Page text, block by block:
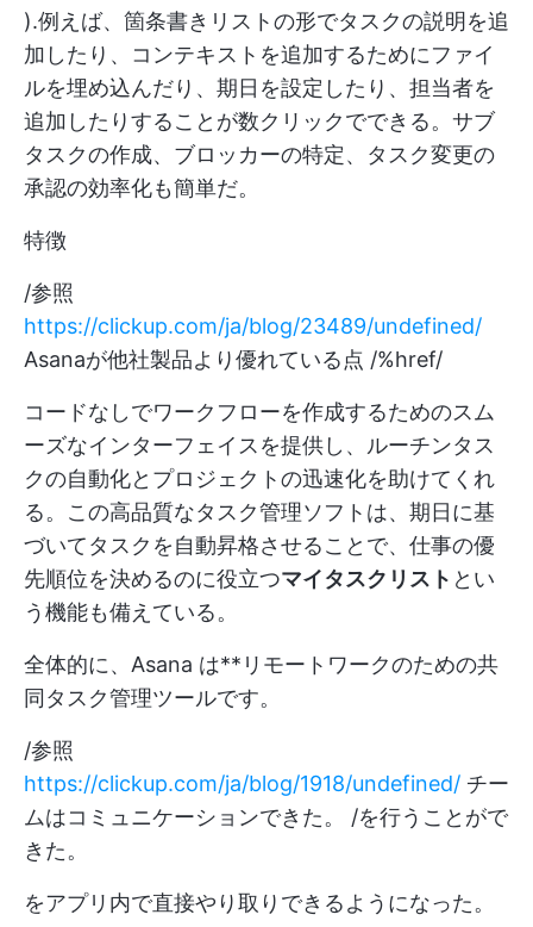
).例えば、箇条書きリストの形でタスクの説明を追
加したり、コンテキストを追加するためにファイ
ルを埋め込んだり、期日を設定したり、担当者を
追加したりすることが数クリックでできる。サブ
タスクの作成、ブロッカーの特定、タスク変更の
承認の効率化も簡単だ。
特徴
/参照
https://clickup.com/ja/blog/23489/undefined/
Asanaが他社製品より優れている点 /%href/
コードなしでワークフローを作成するためのスム
ーズなインターフェイスを提供し、ルーチンタス
クの自動化とプロジェクトの迅速化を助けてくれ
る。この高品質なタスク管理ソフトは、期日に基
づいてタスクを自動昇格させることで、仕事の優
先順位を決めるのに役立つマイタスクリスト とい
う機能も備えている。
全体的に、Asana は**リモートワークのための共
同タスク管理ツールです。
/参照
https://clickup.com/ja/blog/1918/undefined/ チー
ムはコミュニケーションできた。 /を行うことがで
きた。
をアプリ内で直接やり取りできるようになった。